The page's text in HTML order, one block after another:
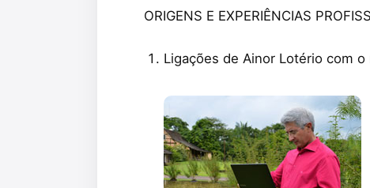
ORIGENS E EXPERIÊNCIAS
Ligações de Ainor Lotério com